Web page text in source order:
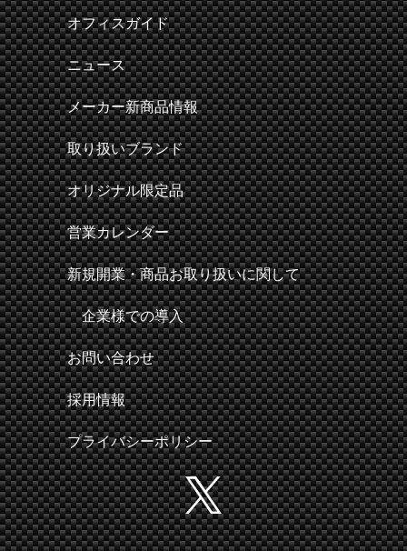
オフィスガイド
ニュース
メーカー新商品情報
取り扱いブランド
オリジナル限定品
営業カレンダー
新規開業・商品お取り扱いに関して
企業様での導入
お問い合わせ
採用情報
プライバシーポリシー